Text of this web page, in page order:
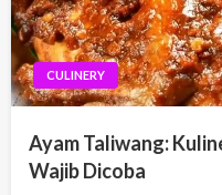
CULINERY
Ayam Taliwang:
Wajib Dicoba